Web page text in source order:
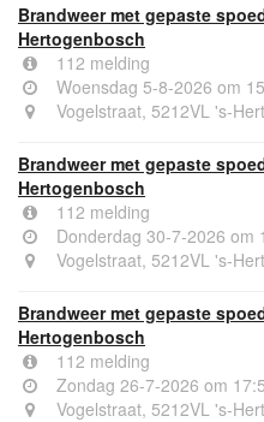
Brandweer met gepaste
Hertogenbosch
112 melding
Woensdag 5-8-2026 om
Vogelstraat, 5212VL 's-
Brandweer met gepaste
Hertogenbosch
112 melding
Donderdag 30-7-2026 om
Vogelstraat, 5212VL 's-
Brandweer met gepaste
Hertogenbosch
112 melding
Zondag 26-7-2026 om
Vogelstraat, 5212VL 's-